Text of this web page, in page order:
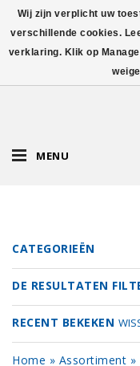
MENU
CATEGORIEËN
DE RESULTATEN
RECENT BEKEKEN
Home » Assortiment »
Wij zijn verplicht uw
verschillende cookies.
verklaring. Klik op